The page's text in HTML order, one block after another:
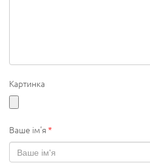
Картинка
Ваше ім'я*